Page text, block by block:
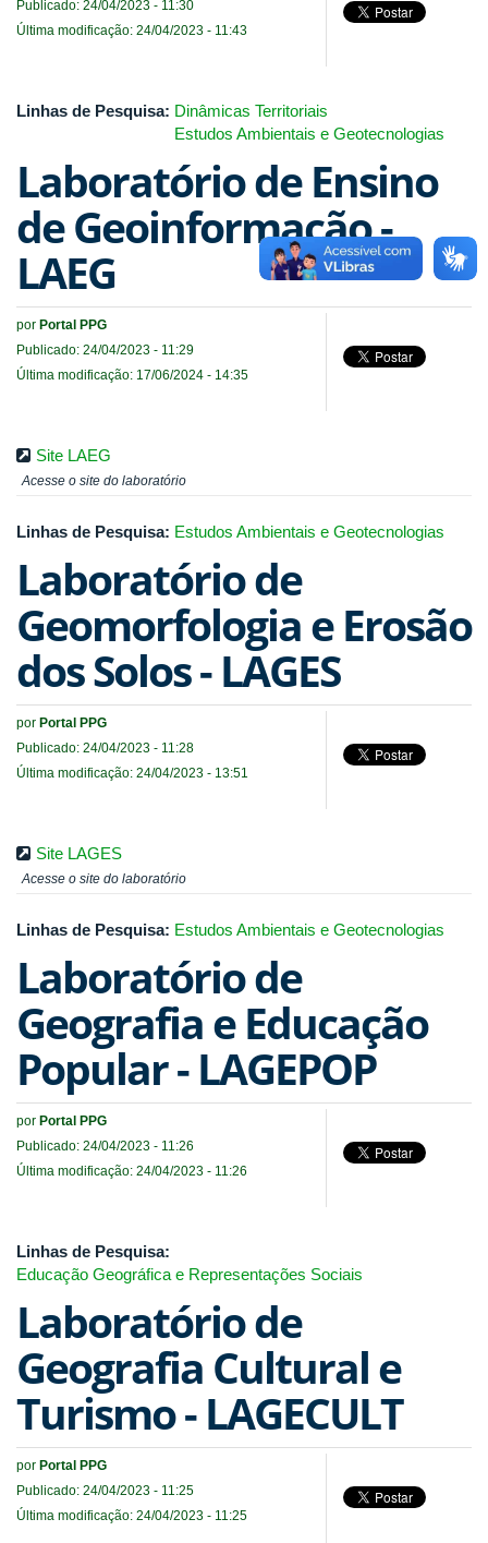
Publicado: 24/04/2023 - 11:30
Última modificação: 24/04/2023 - 11:43
Linhas de Pesquisa: Dinâmicas Territoriais
Estudos Ambientais e Geotecnologias
Laboratório de Ensino
de Geoinformação -
LAEG
por Portal PPG
Publicado: 24/04/2023 - 11:29
Última modificação: 17/06/2024 - 14:35
Site LAEG
Acesse o site do laboratório
Linhas de Pesquisa: Estudos Ambientais e Geotecnologias
Laboratório de
Geomorfologia e Erosão
dos Solos - LAGES
por Portal PPG
Publicado: 24/04/2023 - 11:28
Última modificação: 24/04/2023 - 13:51
Site LAGES
Acesse o site do laboratório
Linhas de Pesquisa: Estudos Ambientais e Geotecnologias
Laboratório de
Geografia e Educação
Popular - LAGEPOP
por Portal PPG
Publicado: 24/04/2023 - 11:26
Última modificação: 24/04/2023 - 11:26
Linhas de Pesquisa:
Educação Geográfica e Representações Sociais
Laboratório de
Geografia Cultural e
Turismo - LAGECULT
por Portal PPG
Publicado: 24/04/2023 - 11:25
Última modificação: 24/04/2023 - 11:25